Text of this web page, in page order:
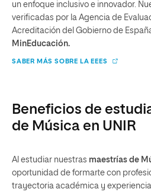
un enfoque inclusivo e innovador.
verificadas por la Agencia de
Acreditación del Gobierno de
MinEducación.
SABER MÁS SOBRE LA EEES
Beneficios de
de Música en UNIR
Al estudiar nuestras maestrías de
oportunidad de formarte con
trayectoria académica y